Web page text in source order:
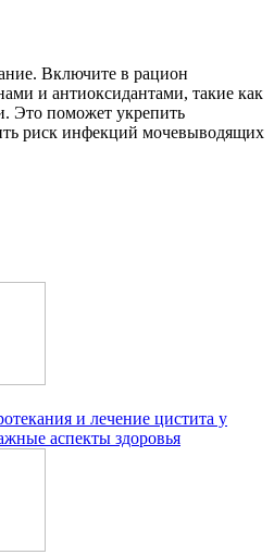
Включите в рацион
и антиоксидантами, такие как
Это поможет укрепить
риск инфекций мочевыводящих
и лечение цистита у
аспекты здоровья